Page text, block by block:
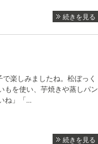
続きを見る
楽しみましたね。松ぼっく
もを使い、芋焼きや蒸しパン
ね」「…
続きを見る